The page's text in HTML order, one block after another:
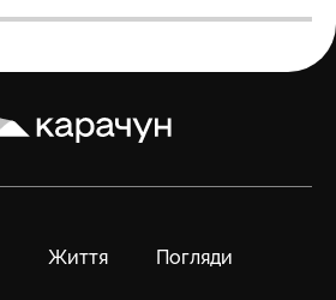
Життя Погляди